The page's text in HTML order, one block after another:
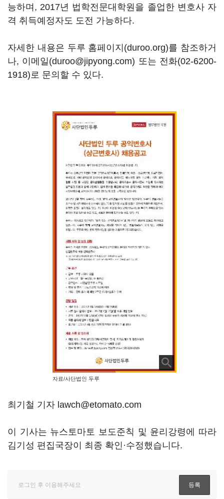
능하며, 2017년 법학전문대학원을 졸업한 변호사 자
격 취득예정자도 도전 가능하다.
자세한 내용은 두루 홈페이지(duroo.org)를 참조하거
나, 이메일(duroo@jipyong.com) 또는 전화(02-6200-
1918)로 문의할 수 있다.
자료/사단법인 두루
최기철 기자 lawch@etomato.com
이 기사는 뉴스토마토 보도준칙 및 윤리강령에 따라
김기성 편집국장이 최종 확인·수정했습니다.